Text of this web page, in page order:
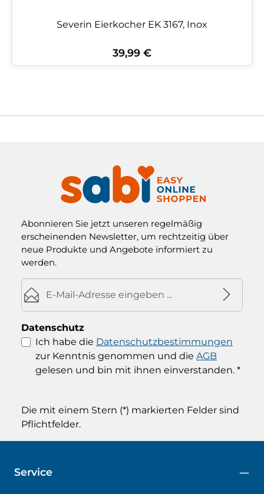
Severin Eierkocher EK 3167, Inox
Regulärer Preis:
39,99 €
Abonnieren Sie jetzt unseren regelmäßig
erscheinenden Newsletter, um rechtzeitig über
neue Produkte und Angebote informiert zu
werden.
E-Mail-Adresse*
Datenschutz
Ich habe die Datenschutzbestimmungen
zur Kenntnis genommen und die AGB
gelesen und bin mit ihnen einverstanden. *
Die mit einem Stern (*) markierten Felder sind
Pflichtfelder.
Service